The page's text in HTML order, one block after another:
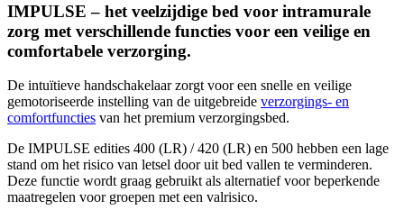
IMPULSE – het veelzijdige bed voor intramurale
zorg met verschillende functies voor een veilige en
comfortabele verzorging.
De intuïtieve handschakelaar zorgt voor een snelle en veilige
gemotoriseerde instelling van de uitgebreide verzorgings- en
comfortfuncties van het premium verzorgingsbed.
De IMPULSE edities 400 (LR) / 420 (LR) en 500 hebben een lage
stand om het risico van letsel door uit bed vallen te verminderen.
Deze functie wordt graag gebruikt als alternatief voor beperkende
maatregelen voor groepen met een valrisico.